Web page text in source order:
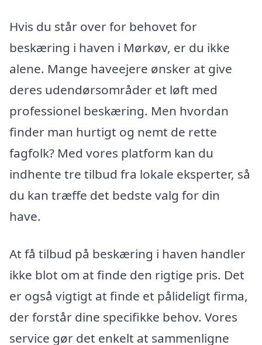
Hvis du står over for behovet for
beskæring i haven i Mørkøv, er du ikke
alene. Mange haveejere ønsker at give
deres udendørsområder et løft med
professionel beskæring. Men hvordan
finder man hurtigt og nemt de rette
fagfolk? Med vores platform kan du
indhente tre tilbud fra lokale eksperter, så
du kan træffe det bedste valg for din
have.
At få tilbud på beskæring i haven handler
ikke blot om at finde den rigtige pris. Det
er også vigtigt at finde et pålideligt firma,
der forstår dine specifikke behov. Vores
service gør det enkelt at sammenligne